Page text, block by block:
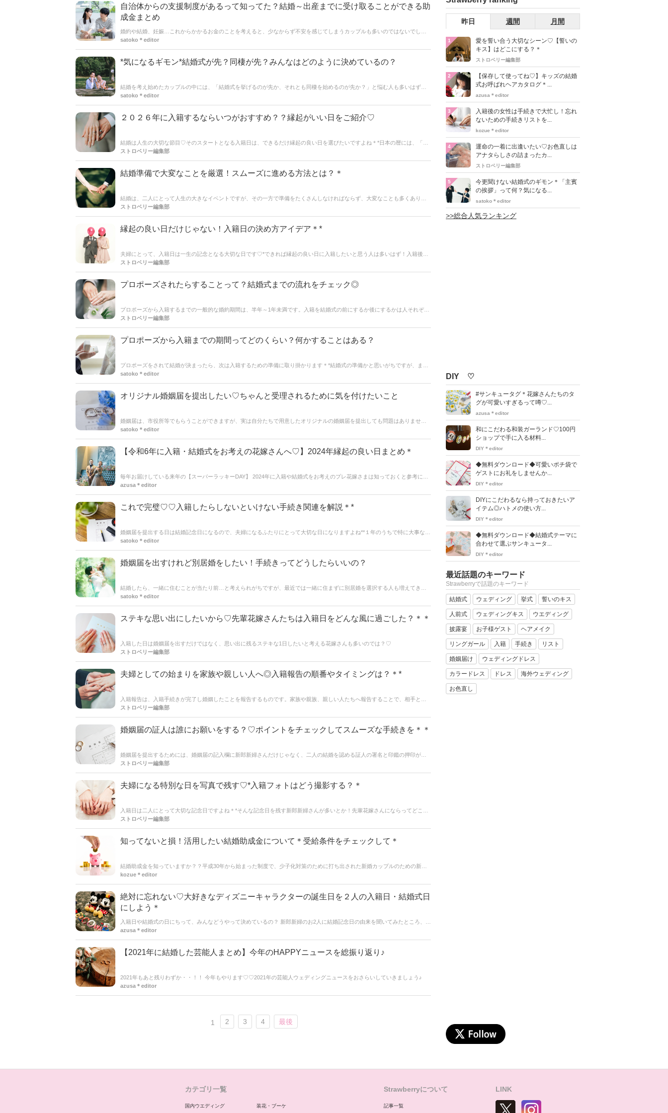
自治体からの支援制度があるって知ってた？結婚～出産までに受け取ることができる助
成金まとめ
婚約や結婚、妊娠…これからかかるお金のことを考えると、少なからず不安を感じてしまうカップルも多いのではないでしょ
うか＊実は、結婚や妊娠、出産というライフイベントによって、国や市からお祝い金や助成金制度が用意されているんです。
てくださいね。
satoko＊editor
*気になるギモン*結婚式が先？同棲が先？みんなはどのように決めているの？
結婚を考え始めたカップルの中には、「結婚式を挙げるのが先か、それとも同棲を始めるのが先か？」と悩む人も多いはず＊
最近は価値観の多様化が進み、ライフスタイルもさまざま。同棲をしてから結婚式を挙げるカップルもいれば、結婚式を済ま
satoko＊editor
２０２６年に入籍するならいつがおすすめ？？縁起がいい日をご紹介♡
結婚は人生の大切な節目♡そのスタートとなる入籍日は、できるだけ縁起の良い日を選びたいですよね＊*日本の暦には、「大
安」や「天赦日」など、結婚や新しい始まりに適した吉日が存在します。今回の記事では、２０２６年に入籍を検討している
ストロベリー編集部
結婚準備で大変なことを厳選！スムーズに進める方法とは？＊
結婚は、二人にとって人生の大きなイベントですが、その一方で準備をたくさんしなければならず、大変なことも多くありま
す。
ストロベリー編集部
縁起の良い日だけじゃない！入籍日の決め方アイデア＊*
夫婦にとって、入籍日は一生の記念となる大切な日です♡*できれば縁起の良い日に入籍したいと思う人は多いはず！入籍後も
忘れないように二人が覚えやすい日を選ぶのもおすすめです。
ストロベリー編集部
プロポーズされたらすることって？結婚式までの流れをチェック◎
プロポーズから入籍するまでの一般的な婚約期間は、半年～1年未満です。入籍を結婚式の前にするか後にするかは人それぞれ
ですが、結婚式の日取りが決まってから逆算して、結婚前に入籍日を決めるケースがよく見られます。
ストロベリー編集部
プロポーズから入籍までの期間ってどのくらい？何かすることはある？
プロポーズをされて結婚が決まったら、次は入籍するための準備に取り掛かります＊*結婚式の準備かと思いがちですが、まず
は入籍するためにしなければいけない事をこなしていく必要があります。ここではプロポーズから入籍までにしなければいけ
satoko＊editor
オリジナル婚姻届を提出したい♡ちゃんと受理されるために気を付けたいこと
婚姻届は、市役所等でもらうことができますが、実は自分たちで用意したオリジナルの婚姻届を提出しても問題はありません
＊Instagramを見てみると、いろんなオリジナルの婚姻届があるみたい♡♡今回の記事ではオリジナルの婚姻届を提出するとき
satoko＊editor
【令和6年に入籍・結婚式をお考えの花嫁さんへ♡】2024年縁起の良い日まとめ＊
毎年お届けしている来年の【スーパーラッキーDAY】 2024年に入籍や結婚式をお考えのプレ花嫁さまは知っておくと参考にな
る、記念日やお祝い事にぴったりのお日にちをご紹介◎
azusa＊editor
これで完璧♡♡入籍したらしないといけない手続き関連を解説＊*
婚姻届を提出する日は結婚記念日になるので、夫婦になるふたりにとって大切な日になりますよね**１年のうちで特に大事な記
念日には変わりないですが、女性の場合は苗字が変わる人が多いのでその後の手続きがとっても大変！！今回の記事では入籍
satoko＊editor
婚姻届を出すけれど別居婚をしたい！手続きってどうしたらいいの？
結婚したら、一緒に住むことが当たり前…と考えられがちですが、最近では一緒に住まずに別居婚を選択する人も増えてきて
いるようです。入籍はしたけれど、仕事の都合でしばらく別居…という人など向けに、今回の記事では別居婚をするときの手
satoko＊editor
ステキな思い出にしたいから♡先輩花嫁さんたちは入籍日をどんな風に過ごした？＊＊
入籍した日は婚姻届を出すだけではなく、思い出に残るステキな1日したいと考える花嫁さんも多いのでは？♡
ストロベリー編集部
夫婦としての始まりを家族や親しい人へ◎入籍報告の順番やタイミングは？＊*
入籍報告は、入籍手続きが完了し婚姻したことを報告するものです。家族や親族、親しい人たちへ報告することで、相手との
関係性を深めることができます◎結婚を祝福してもらえるように順番やタイミングを考える必要があります。
ストロベリー編集部
婚姻届の証人は誰にお願いをする？♡ポイントをチェックしてスムーズな手続きを＊＊
婚姻届を提出するためには、婚姻届の記入欄に新郎新婦さんだけじゃなく、二人の結婚を認める証人の署名と印鑑の押印が二
人分必要になります。
ストロベリー編集部
夫婦になる特別な日を写真で残す♡*入籍フォトはどう撮影する？＊
入籍日は二人にとって大切な記念日ですよね＊*そんな記念日を残す新郎新婦さんが多いとか！先輩花嫁さんにならってどこで
撮影するか、おすすめのポーズをご紹介します。
ストロベリー編集部
知ってないと損！活用したい結婚助成金について＊受給条件をチェックして＊
結婚助成金を知っていますか？？平成30年から始まった制度で、少子化対策のために打ち出された新婚カップルのための新制
度です。 まだまだ認知度が低く、活用しているカップルが少ないですが、受給条件さえ満たせば最大60万円ほど貰えます◎ 結
kozue＊editor
絶対に忘れない♡大好きなディズニーキャラクターの誕生日を２人の入籍日・結婚式日
にしよう＊
入籍日や結婚式の日にちって、みんなどうやって決めているの？ 新郎新婦のお2人に結婚記念日の由来を聞いてみたところ、意
外にもよく上がってきたのが・・【好きなキャラクターの誕生日】今回は、人気の【ディズニーキャラクター】のお誕生日を
azusa＊editor
【2021年に結婚した芸能人まとめ】今年のHAPPYニュースを総振り返り♪
2021年もあと残りわずか・・！！ 今年もやります♡♡2021年の芸能人ウェディングニュースをおさらいしていきましょう♪
azusa＊editor
1 2 3 4 最後
昨日 週間 月間
1
愛を誓い合う大切なシーン♡【誓いの
キス】はどこにする？＊
ストロベリー編集部
2
【保存して使ってね♡】キッズの結婚
式お呼ばれヘアカタログ＊...
azusa＊editor
3
入籍後の女性は手続きで大忙し！忘れ
ないための手続きリストを...
kozue＊editor
4
運命の一着に出逢いたい♡お色直しは
アナタらしさの詰まったカ...
ストロベリー編集部
5
今更聞けない結婚式のギモン＊「主賓
の挨拶」って何？気になる...
satoko＊editor
>>総合人気ランキング
DIY ♡
#サンキュータグ＊花嫁さんたちのタ
グが可愛いすぎるって噂♡...
azusa＊editor
和にこだわる和装ガーランド♡100円
ショップで手に入る材料...
DIY＊editor
◆無料ダウンロード◆可愛いポチ袋で
ゲストにお礼をしませんか...
DIY＊editor
DIYにこだわるなら持っておきたいア
イテム◎ハトメの使い方...
DIY＊editor
◆無料ダウンロード◆結婚式テーマに
合わせて選ぶサンキュータ...
DIY＊editor
最近話題のキーワード
Strawberryで話題のキーワード
結婚式 ウェディング 挙式 誓いのキス
人前式 ウェディングキス ウエディング
披露宴 お子様ゲスト ヘアメイク
リングガール 入籍 手続き リスト
婚姻届け ウェディングドレス
カラードレス ドレス 海外ウェディング
お色直し
カテゴリ一覧
国内ウエディング 装花・ブーケ
Strawberryについて
記事一覧
LINK